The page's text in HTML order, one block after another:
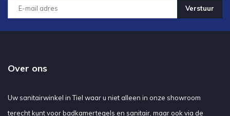
Verstuur
Over ons
Uw sanitairwinkel in Tiel waar u niet alleen in onze showroom
terecht kunt voor badkamertegels en sanitair, maar ook via de